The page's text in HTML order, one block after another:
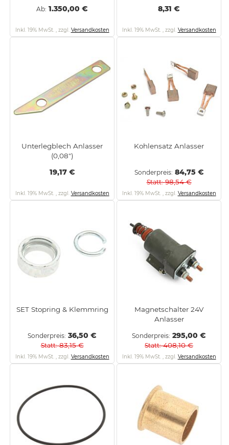
Ab 1.350,00 €
Inkl. 19% MwSt. , zzgl. Versandkosten
8,31 €
Inkl. 19% MwSt. , zzgl. Versandkosten
Unterlegblech Anlasser
(0,08")
19,17 €
Inkl. 19% MwSt. , zzgl. Versandkosten
Kohlensatz Anlasser
Sonderpreis 84,75 €
Statt 98,54 €
Inkl. 19% MwSt. , zzgl. Versandkosten
SET Stopring & Klemmring
Sonderpreis 36,50 €
Statt 83,15 €
Inkl. 19% MwSt. zzgl. Versandkosten
Magnetschalter 24V
Anlasser
Sonderpreis 295,00 €
Statt 408,10 €
Inkl. 19% MwSt. zzgl. Versandkosten